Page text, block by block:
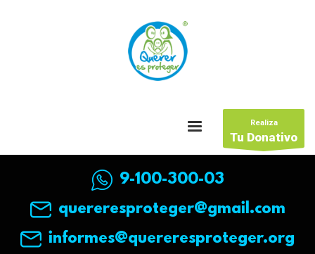
Realiza
Tu Donativo
9-100-300-03
quereresproteger@gmail.com
informes@quereresproteger.org